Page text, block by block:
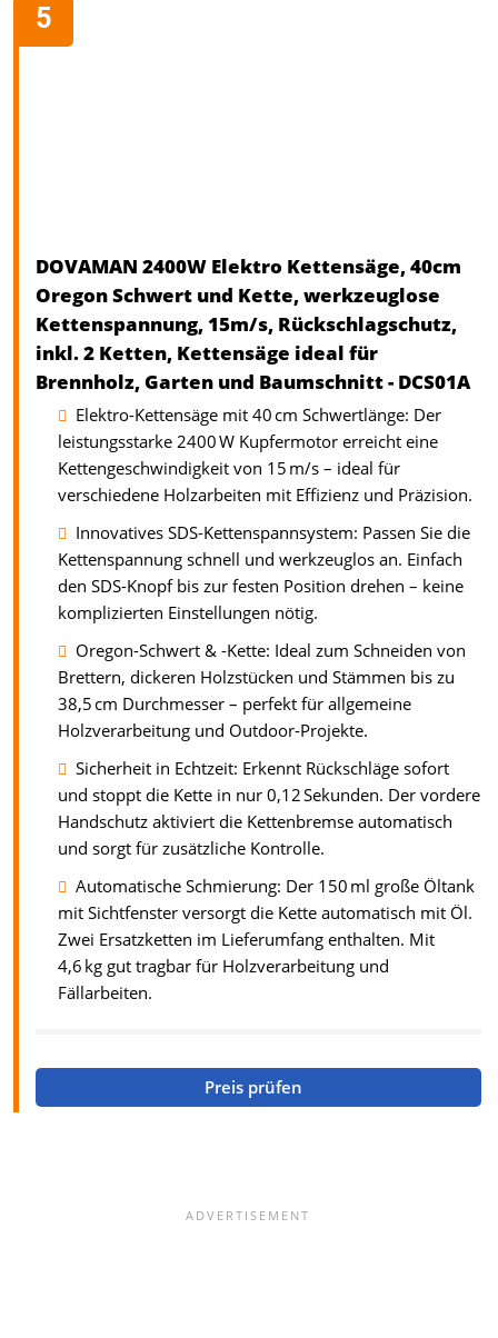
DOVAMAN 2400W Elektro Kettensäge, 40cm
Oregon Schwert und Kette, werkzeuglose
Kettenspannung, 15m/s, Rückschlagschutz,
inkl. 2 Ketten, Kettensäge ideal für
Brennholz, Garten und Baumschnitt - DCS01A
Elektro-Kettensäge mit 40 cm Schwertlänge: Der
leistungsstarke 2400 W Kupfermotor erreicht eine
Kettengeschwindigkeit von 15 m/s – ideal für
verschiedene Holzarbeiten mit Effizienz und Präzision.
Innovatives SDS-Kettenspannsystem: Passen Sie die
Kettenspannung schnell und werkzeuglos an. Einfach
den SDS-Knopf bis zur festen Position drehen – keine
komplizierten Einstellungen nötig.
Oregon-Schwert & -Kette: Ideal zum Schneiden von
Brettern, dickeren Holzstücken und Stämmen bis zu
38,5 cm Durchmesser – perfekt für allgemeine
Holzverarbeitung und Outdoor-Projekte.
Sicherheit in Echtzeit: Erkennt Rückschläge sofort
und stoppt die Kette in nur 0,12 Sekunden. Der vordere
Handschutz aktiviert die Kettenbremse automatisch
und sorgt für zusätzliche Kontrolle.
Automatische Schmierung: Der 150 ml große Öltank
mit Sichtfenster versorgt die Kette automatisch mit Öl.
Zwei Ersatzketten im Lieferumfang enthalten. Mit
4,6 kg gut tragbar für Holzverarbeitung und
Fällarbeiten.
Preis prüfen